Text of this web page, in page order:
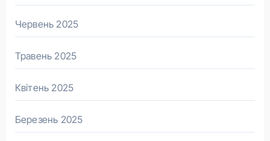
Червень 2025
Травень 2025
Квітень 2025
Березень 2025